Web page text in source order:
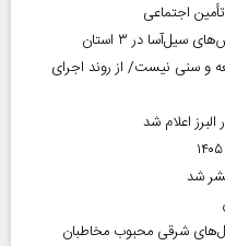
اجتماعی
و سنی نیست/ از روند اجرای
اعلام شد
شد
شرقی محبوب مخاطبان